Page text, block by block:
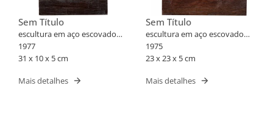
Sem Título
escultura em aço escovado
em base de madeira
1977
31 x 10 x 5 cm
Mais detalhes
Sem Título
escultura em aço escovado
em base de madeira
1975
23 x 23 x 5 cm
Mais detalhes